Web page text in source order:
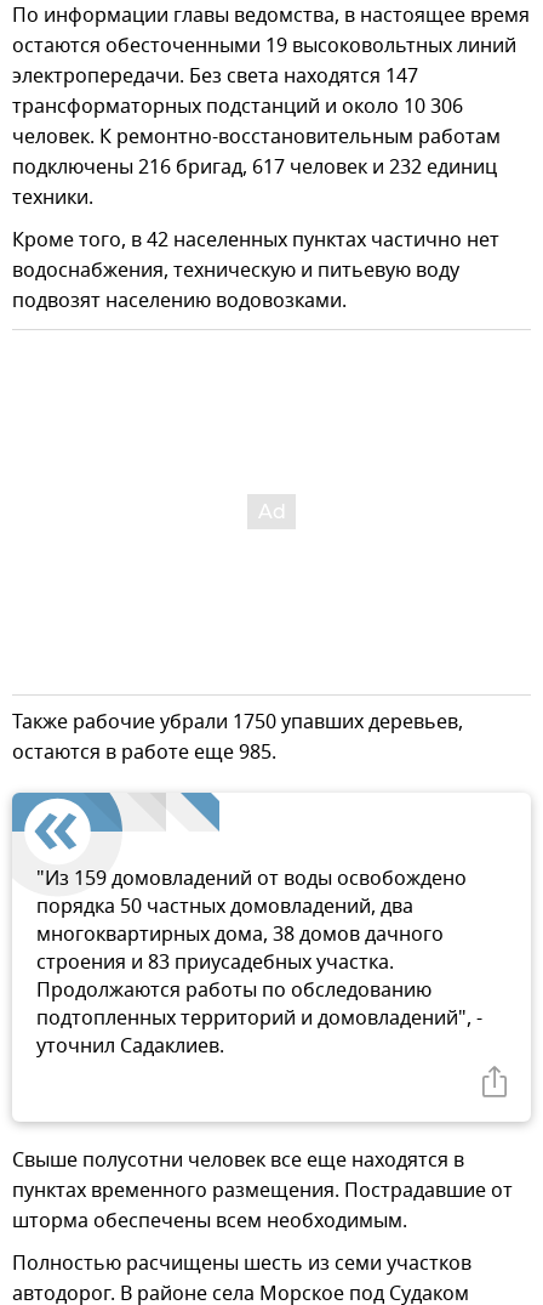
По информации главы ведомства, в настоящее время
остаются обесточенными 19 высоковольтных линий
электропередачи. Без света находятся 147
трансформаторных подстанций и около 10 306
человек. К ремонтно-восстановительным работам
подключены 216 бригад, 617 человек и 232 единиц
техники.
Кроме того, в 42 населенных пунктах частично нет
водоснабжения, техническую и питьевую воду
подвозят населению водовозками.
Также рабочие убрали 1750 упавших деревьев,
остаются в работе еще 985.
"Из 159 домовладений от воды освобождено
порядка 50 частных домовладений, два
многоквартирных дома, 38 домов дачного
строения и 83 приусадебных участка.
Продолжаются работы по обследованию
подтопленных территорий и домовладений", -
уточнил Садаклиев.
Свыше полусотни человек все еще находятся в
пунктах временного размещения. Пострадавшие от
шторма обеспечены всем необходимым.
Полностью расчищены шесть из семи участков
автодорог. В районе села Морское под Судаком